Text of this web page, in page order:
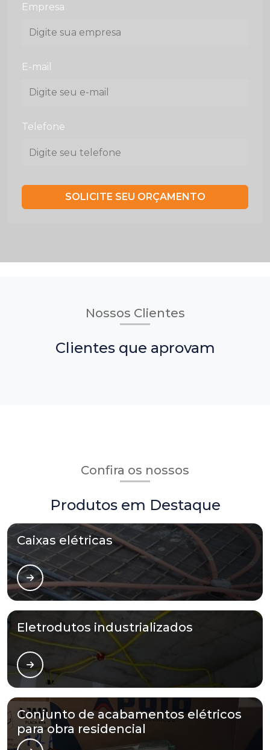
Empresa
E-mail
Telefone
SOLICITE SEU ORÇAMENTO
Nossos Clientes
Clientes que aprovam
Confira os nossos
Produtos em Destaque
Caixas elétricas
Eletrodutos industrializados
Conjunto de acabamentos elétricos
para obra residencial